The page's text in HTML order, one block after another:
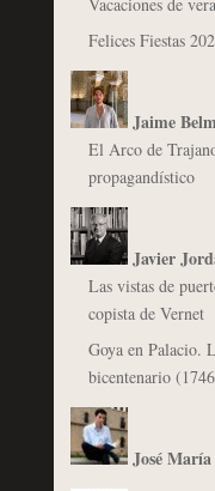
Felices Fiestas
Jaime
El Arco de
propagandístico
Javier
Las vistas de
copista de Vernet
Goya en Palacio.
bicentenario
José